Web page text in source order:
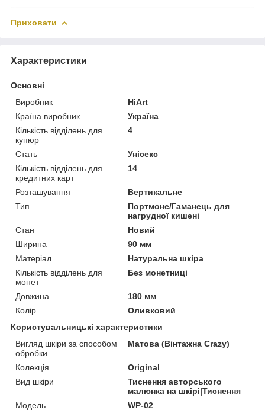
Приховати
Характеристики
Основні
Виробник
HiArt
Країна виробник
Україна
Кількість відділень для
купюр
4
Стать
Унісекс
Кількість відділень для
кредитних карт
14
Розташування
Вертикальне
Тип
Портмоне/Гаманець для
нагрудної кишені
Стан
Новий
Ширина
90 мм
Матеріал
Натуральна шкіра
Кількість відділень для
монет
Без монетниці
Довжина
180 мм
Колір
Оливковий
Користувальницькі характеристики
Вигляд шкіри за способом
обробки
Матова (Вінтажна Crazy)
Колекція
Original
Вид шкіри
Тиснення авторського
малюнка на шкірі|Тиснення
Модель
WP-02